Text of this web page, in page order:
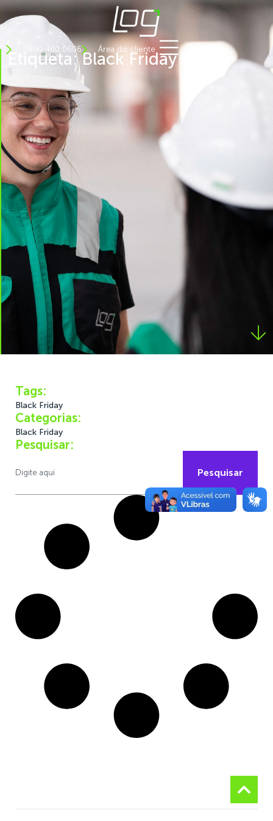
0800 400 0606 Área do cliente
Etiqueta: Black Friday
Tags:
Black Friday
Categorias:
Black Friday
Pesquisar:
Pesquisar